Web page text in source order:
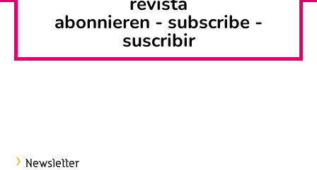
abonnieren - subscribe -
suscribir
Newsletter